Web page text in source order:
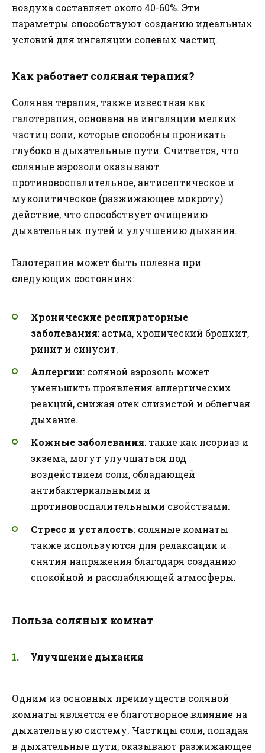
воздуха составляет около 40-60%. Эти
параметры способствуют созданию идеальных
условий для ингаляции солевых частиц.
Как работает соляная терапия?
Соляная терапия, также известная как
галотерапия, основана на ингаляции мелких
частиц соли, которые способны проникать
глубоко в дыхательные пути. Считается, что
соляные аэрозоли оказывают
противовоспалительное, антисептическое и
муколитическое (разжижающее мокроту)
действие, что способствует очищению
дыхательных путей и улучшению дыхания.
Галотерапия может быть полезна при
следующих состояниях:
Хронические респираторные
заболевания: астма, хронический бронхит,
ринит и синусит.
Аллергии: соляной аэрозоль может
уменьшить проявления аллергических
реакций, снижая отек слизистой и облегчая
дыхание.
Кожные заболевания: такие как псориаз и
экзема, могут улучшаться под
воздействием соли, обладающей
антибактериальными и
противовоспалительными свойствами.
Стресс и усталость: соляные комнаты
также используются для релаксации и
снятия напряжения благодаря созданию
спокойной и расслабляющей атмосферы.
Польза соляных комнат
Улучшение дыхания
Одним из основных преимуществ соляной
комнаты является ее благотворное влияние на
дыхательную систему. Частицы соли, попадая
в дыхательные пути, оказывают разжижающее